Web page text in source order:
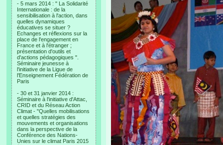
- 5 mars 2014 : " La Solidarité
Internationale : de la
sensibilisation à l'action, dans
quelles dynamiques
éducatives se situer ?
Echanges et réflexions sur la
place de l'engagement en
France et à l'étranger ;
présentation d'outils et
d'actions pédagogiques ".
Séminaire jeunesse à
l'initiative de la Ligue de
l'Enseignement Fédération de
Paris
- 30 et 31 janvier 2014 :
Séminaire à l'initiative d'Attac,
CRID et du Réseau Action
Climat - "Quelles mobilisations
et quelles stratégies des
mouvements et organisations
dans la perspective de la
Conférence des Nations-
Unies sur le climat Paris 2015